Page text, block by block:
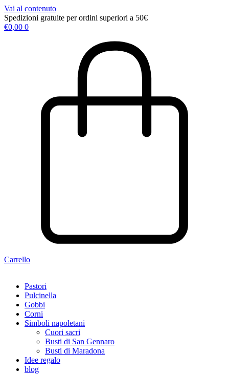
Vai al contenuto
Spedizioni gratuite per ordini superiori a 50€
€0,00 0
Carrello
Pastori
Pulcinella
Gobbi
Corni
Simboli napoletani
Cuori sacri
Busti di San Gennaro
Busti di Maradona
Idee regalo
blog